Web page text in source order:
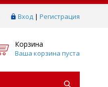
Вход | Регистрация
Корзина
Ваша корзина пуста